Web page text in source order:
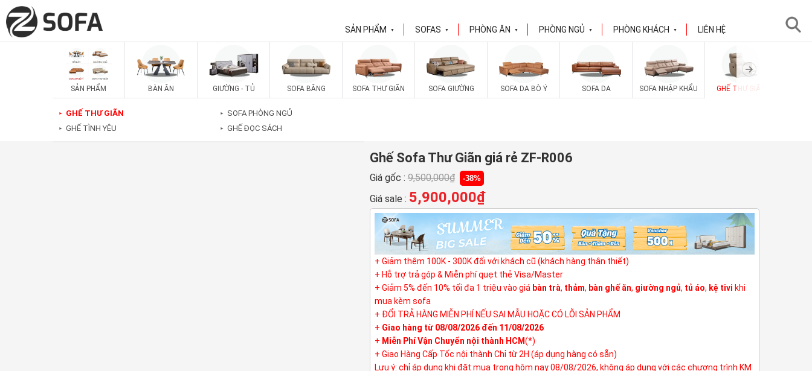
SẢN PHẨM ▼ SOFAS ▼ PHÒNG ĂN ▼ PHÒNG NGỦ ▼ PHÒNG KHÁCH ▼ LIÊN HỆ
SẢN PHẨM BÀN ĂN GIƯỜNG - TỦ SOFA BĂNG SOFA THƯ GIÃN SOFA GIƯỜNG SOFA DA BÒ Ý SOFA DA SOFA NHẬP KHẨU GHẾ THƯ GIÃN
► GHẾ THƯ GIÃN
► GHẾ TÌNH YÊU
► SOFA PHÒNG NGỦ
► GHẾ ĐỌC SÁCH
Ghế Sofa Thư Giãn giá rẻ ZF-R006
Giá gốc : 9,500,000₫ -38%
Giá sale : 5,900,000₫
+ Giảm thêm 100K - 300K đối với khách cũ (khách hàng thân thiết)
+ Hỗ trợ trả góp & Miễn phí quẹt thẻ Visa/Master
+ Giảm 5% đến 10% tối đa 1 triệu vào giá bàn trà, thảm, bàn ghế ăn, giường ngủ, tủ áo, kệ tivi khi
mua kèm sofa
+ ĐỔI TRẢ HÀNG MIỄN PHÍ NẾU SAI MẪU HOẶC CÓ LỖI SẢN PHẨM
+ Giao hàng từ 08/08/2026 đến 11/08/2026
+ Miễn Phí Vận Chuyển nội thành HCM(*)
+ Giao Hàng Cấp Tốc nội thành Chỉ từ 2H (áp dụng hàng có sẵn)
Lưu ý: chỉ áp dụng khi đặt mua trong hôm nay 08/08/2026, không áp dụng với các chương trình KM